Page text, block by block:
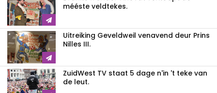
mééste veldtekes.
Uitreiking Geveldweil venavend deur Prins
Nilles III.
ZuidWest TV staat 5 dage n'in 't teke van
de leut.